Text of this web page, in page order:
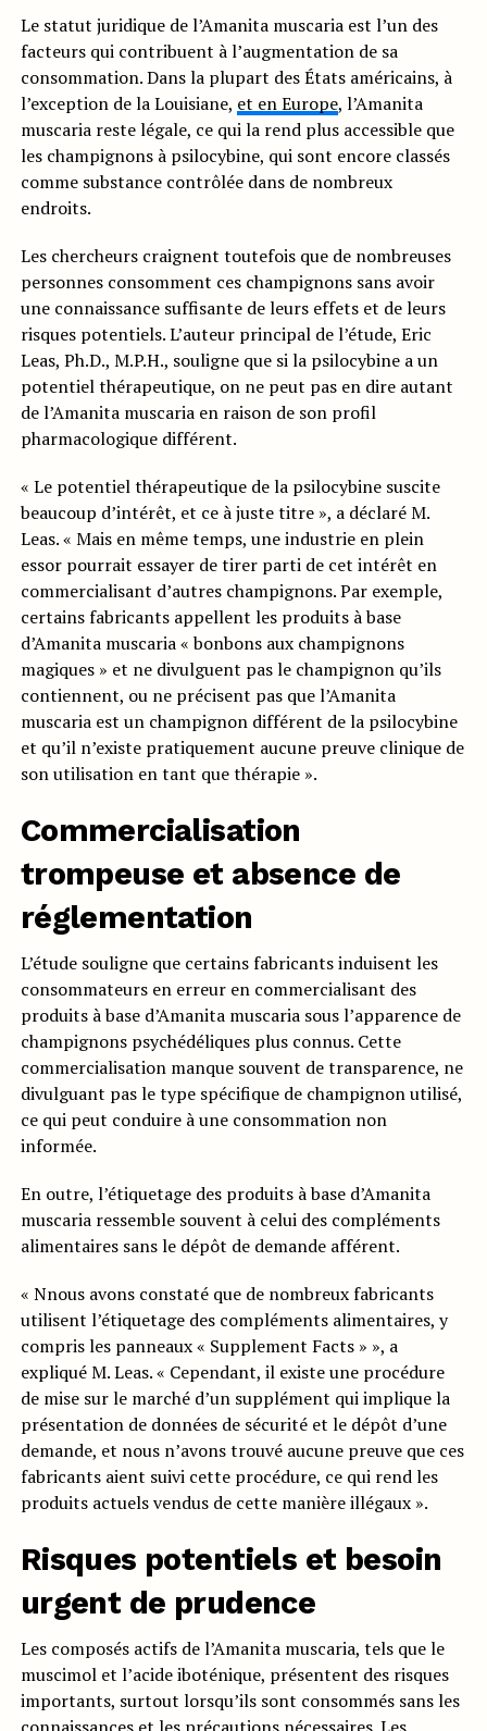
Le statut juridique de l’Amanita muscaria est l’un des
facteurs qui contribuent à l’augmentation de sa
consommation. Dans la plupart des États américains, à
l’exception de la Louisiane, et en Europe, l’Amanita
muscaria reste légale, ce qui la rend plus accessible que
les champignons à psilocybine, qui sont encore classés
comme substance contrôlée dans de nombreux
endroits.
Les chercheurs craignent toutefois que de nombreuses
personnes consomment ces champignons sans avoir
une connaissance suffisante de leurs effets et de leurs
risques potentiels. L’auteur principal de l’étude, Eric
Leas, Ph.D., M.P.H., souligne que si la psilocybine a un
potentiel thérapeutique, on ne peut pas en dire autant
de l’Amanita muscaria en raison de son profil
pharmacologique différent.
« Le potentiel thérapeutique de la psilocybine suscite
beaucoup d’intérêt, et ce à juste titre », a déclaré M.
Leas. « Mais en même temps, une industrie en plein
essor pourrait essayer de tirer parti de cet intérêt en
commercialisant d’autres champignons. Par exemple,
certains fabricants appellent les produits à base
d’Amanita muscaria « bonbons aux champignons
magiques » et ne divulguent pas le champignon qu’ils
contiennent, ou ne précisent pas que l’Amanita
muscaria est un champignon différent de la psilocybine
et qu’il n’existe pratiquement aucune preuve clinique de
son utilisation en tant que thérapie ».
Commercialisation
trompeuse et absence de
réglementation
L’étude souligne que certains fabricants induisent les
consommateurs en erreur en commercialisant des
produits à base d’Amanita muscaria sous l’apparence de
champignons psychédéliques plus connus. Cette
commercialisation manque souvent de transparence, ne
divulguant pas le type spécifique de champignon utilisé,
ce qui peut conduire à une consommation non
informée.
En outre, l’étiquetage des produits à base d’Amanita
muscaria ressemble souvent à celui des compléments
alimentaires sans le dépôt de demande afférent.
« Nnous avons constaté que de nombreux fabricants
utilisent l’étiquetage des compléments alimentaires, y
compris les panneaux « Supplement Facts » », a
expliqué M. Leas. « Cependant, il existe une procédure
de mise sur le marché d’un supplément qui implique la
présentation de données de sécurité et le dépôt d’une
demande, et nous n’avons trouvé aucune preuve que ces
fabricants aient suivi cette procédure, ce qui rend les
produits actuels vendus de cette manière illégaux ».
Risques potentiels et besoin
urgent de prudence
Les composés actifs de l’Amanita muscaria, tels que le
muscimol et l’acide iboténique, présentent des risques
importants, surtout lorsqu’ils sont consommés sans les